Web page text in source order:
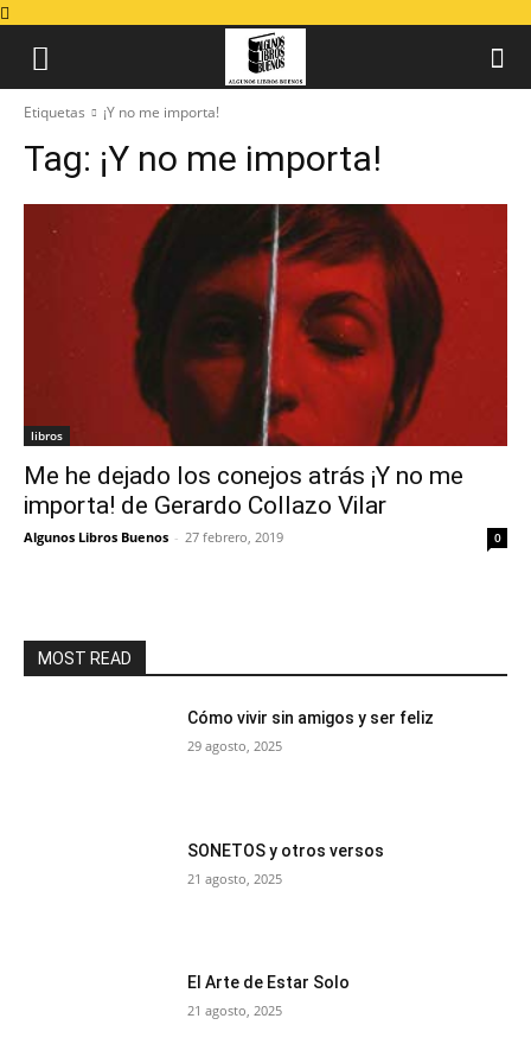
Etiquetas ¡Y no me importa!
Tag: ¡Y no me importa!
libros
Me he dejado los conejos atrás ¡Y no me
importa! de Gerardo Collazo Vilar
Algunos Libros Buenos - 27 febrero, 2019 0
MOST READ
Cómo vivir sin amigos y ser feliz
29 agosto, 2025
SONETOS y otros versos
21 agosto, 2025
El Arte de Estar Solo
21 agosto, 2025